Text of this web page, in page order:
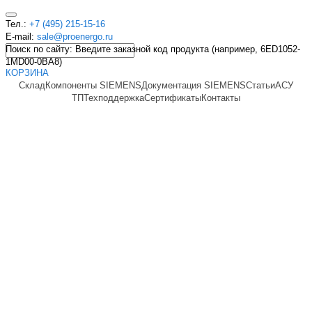
Тел.: +7 (495) 215-15-16
E-mail: sale@proenergo.ru
Поиск по сайту: Введите заказной код продукта (например, 6ED1052-
1MD00-0BA8)
КОРЗИНА
СкладКомпоненты SIEMENSДокументация SIEMENSСтатьиАСУ
ТПТехподдержкаСертификатыКонтакты